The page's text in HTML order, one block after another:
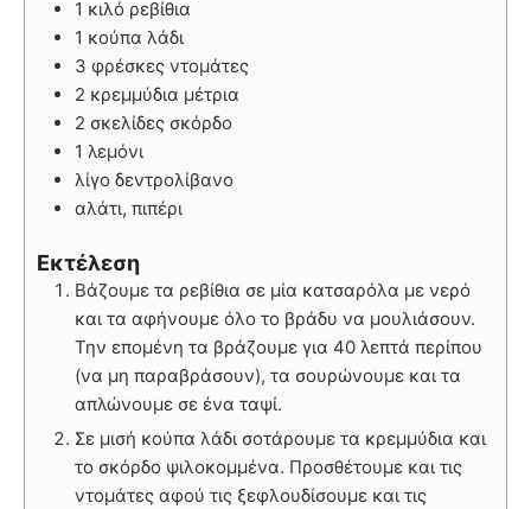
1 κιλό ρεβίθια
1 κούπα λάδι
3 φρέσκες ντομάτες
2 κρεμμύδια μέτρια
2 σκελίδες σκόρδο
1 λεμόνι
λίγο δεντρολίβανο
αλάτι, πιπέρι
Εκτέλεση
Βάζουμε τα ρεβίθια σε μία κατσαρόλα με νερό
και τα αφήνουμε όλο το βράδυ να μουλιάσουν.
Την επομένη τα βράζουμε για 40 λεπτά περίπου
(να μη παραβράσουν), τα σουρώνουμε και τα
απλώνουμε σε ένα ταψί.
Σε μισή κούπα λάδι σοτάρουμε τα κρεμμύδια και
το σκόρδο ψιλοκομμένα. Προσθέτουμε και τις
ντομάτες αφού τις ξεφλουδίσουμε και τις